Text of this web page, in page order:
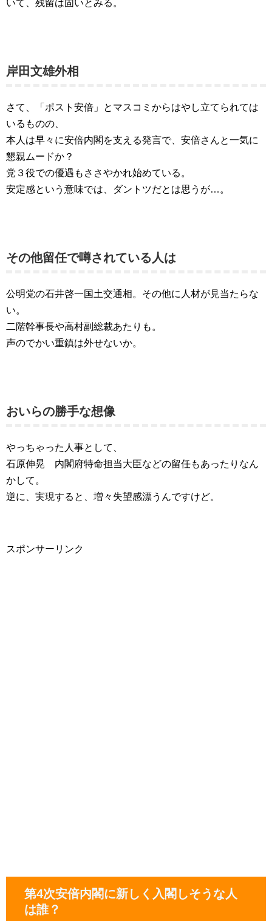
いて、残留は固いとみる。
岸田文雄外相
さて、「ポスト安倍」とマスコミからはやし立てられては
いるものの、
本人は早々に安倍内閣を支える発言で、安倍さんと一気に
懇親ムードか？
党３役での優遇もささやかれ始めている。
安定感という意味では、ダントツだとは思うが…。
その他留任で噂されている人は
公明党の石井啓一国土交通相。その他に人材が見当たらな
い。
二階幹事長や高村副総裁あたりも。
声のでかい重鎮は外せないか。
おいらの勝手な想像
やっちゃった人事として、
石原伸晃 内閣府特命担当大臣などの留任もあったりなん
かして。
逆に、実現すると、増々失望感漂うんですけど。
スポンサーリンク
第4次安倍内閣に新しく入閣しそうな人
は誰？